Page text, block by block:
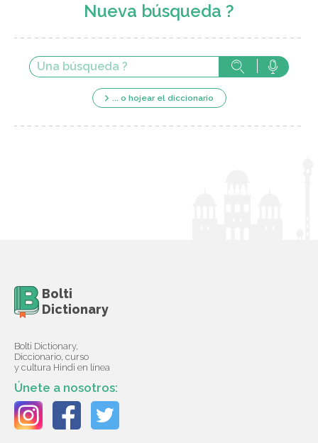
Nueva búsqueda ?
... o hojear el diccionario
Bolti
Dictionary
Bolti Dictionary,
Diccionario, curso
y cultura Hindi en línea
Únete a nosotros: